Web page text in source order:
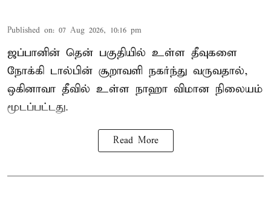
Published on: 07 Aug 2026, 10:16 pm
ஜப்பானின் தென் பகுதியில் உள்ள தீவுகளை
நோக்கி டால்பின் சூறாவளி நகர்ந்து வருவதால்,
ஒகினாவா தீவில் உள்ள நாஹா விமான நிலையம்
மூடப்பட்டது.
Read More